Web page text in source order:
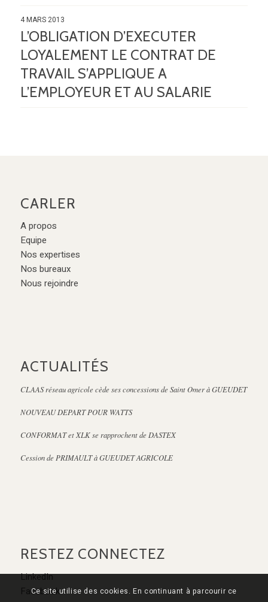
4 MARS 2013
L’OBLIGATION D’EXECUTER
LOYALEMENT LE CONTRAT DE
TRAVAIL S’APPLIQUE A
L’EMPLOYEUR ET AU SALARIE
CARLER
A propos
Equipe
Nos expertises
Nos bureaux
Nous rejoindre
ACTUALITÉS
CLAAS réseau agricole cède ses concessions de Saint Omer à GUEUDET
NOUVEAU DEPART POUR WATTS
CONFORMAT et XLK se rapprochent de DASTEX
Cession de PRIMAULT à GUEUDET AGRICOLE
RESTEZ CONNECTEZ
LinkedIn
Facebook
Ce site utilise des cookies. En continuant à parcourir ce